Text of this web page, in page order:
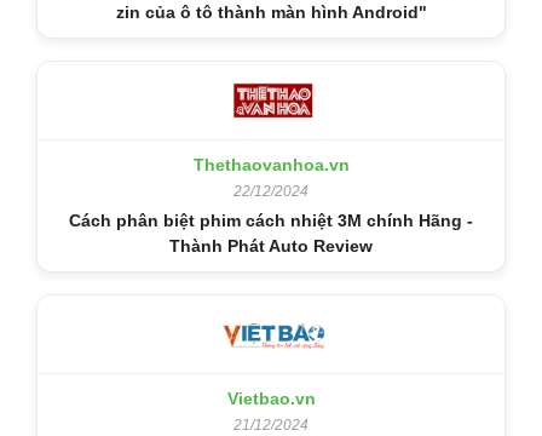
zin của ô tô thành màn hình Android"
Thethaovanhoa.vn
22/12/2024
Cách phân biệt phim cách nhiệt 3M chính Hãng -
Thành Phát Auto Review
Vietbao.vn
21/12/2024